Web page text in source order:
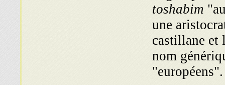
toshabim
une
castillane et
nom
"européens".